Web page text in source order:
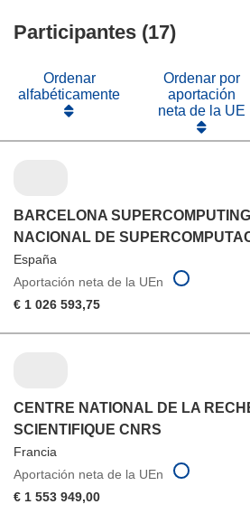
ventana)
Participantes (17)
Ordenar
alfabéticamente
Ordenar por
aportación
neta de la UE
BARCELONA
NACIONAL DE
España
Aportación neta de la UEn
€ 1 026 593,75
CENTRE NATIONAL DE LA
SCIENTIFIQUE CNRS
Francia
Aportación neta de la UEn
€ 1 553 949,00